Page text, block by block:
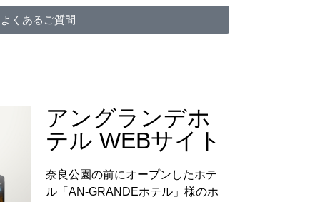
よくあるご質問
アングランデホ
テル WEBサイト
奈良公園の前にオープンしたホテ
ル「AN-GRANDEホテル」様のホ